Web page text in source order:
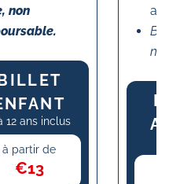
non
12 ans inclus
à partir de
Prix de l'offre: 13.00
€13